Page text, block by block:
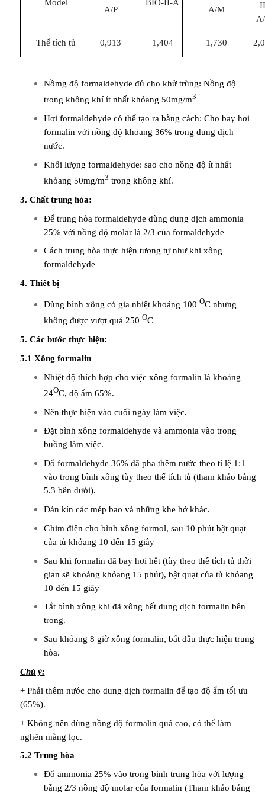
Model
A/P
BIO-II-A
A/M
Thể tích tủ 0,913 1,404 1,730
Nồmg độ formaldehyde đủ cho khử trùng: Nồng độ
trong không khí ít nhất khỏang 50mg/m3
Hơi formaldehyde có thể tạo ra bằng cách: Cho bay hơi
formalin với nồng độ khỏang 36% trong dung dịch
nước.
Khối lượng formaldehyde: sao cho nồng độ ít nhất
khỏang 50mg/m3 trong không khí.
3. Chất trung hòa:
Để trung hòa formaldehyde dùng dung dịch ammonia
25% với nồng độ molar là 2/3 của formaldehyde
Cách trung hòa thực hiện tương tự như khi xông
formaldehyde
4. Thiết bị
Dùng bình xông có gia nhiệt khoảng 100 OC nhưng
không được vượt quá 250 OC
5. Các bước thực hiện:
5.1 Xông formalin
Nhiệt độ thích hợp cho việc xông formalin là khoảng
24OC, độ ẩm 65%.
Nên thực hiện vào cuối ngày làm việc.
Đặt bình xông formaldehyde và ammonia vào trong
buồng làm việc.
Đổ formaldehyde 36% đã pha thêm nước theo tỉ lệ 1:1
vào trong bình xông tùy theo thể tích tủ (tham khảo bảng
5.3 bên dưới).
Dán kín các mép bao và những khe hở khác.
Ghim điện cho bình xông formol, sau 10 phút bật quạt
của tủ khỏang 10 đến 15 giây
Sau khi formalin đã bay hơi hết (tùy theo thể tích tủ thời
gian sẽ khoảng khỏang 15 phút), bật quạt của tủ khỏang
10 đến 15 giây
Tắt bình xông khi đã xông hết dung dịch formalin bên
trong.
Sau khỏang 8 giờ xông formalin, bắt đầu thực hiện trung
hòa.
Chú ý:
+ Phải thêm nước cho dung dịch formalin để tạo độ ẩm tối ưu
(65%).
+ Không nên dùng nồng độ formalin quá cao, có thể làm
nghẽn màng lọc.
5.2 Trung hòa
Đổ ammonia 25% vào trong bình trung hòa với lượng
bằng 2/3 nồng độ molar của formalin (Tham khảo bảng